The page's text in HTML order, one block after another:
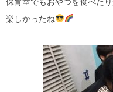
楽しかったね